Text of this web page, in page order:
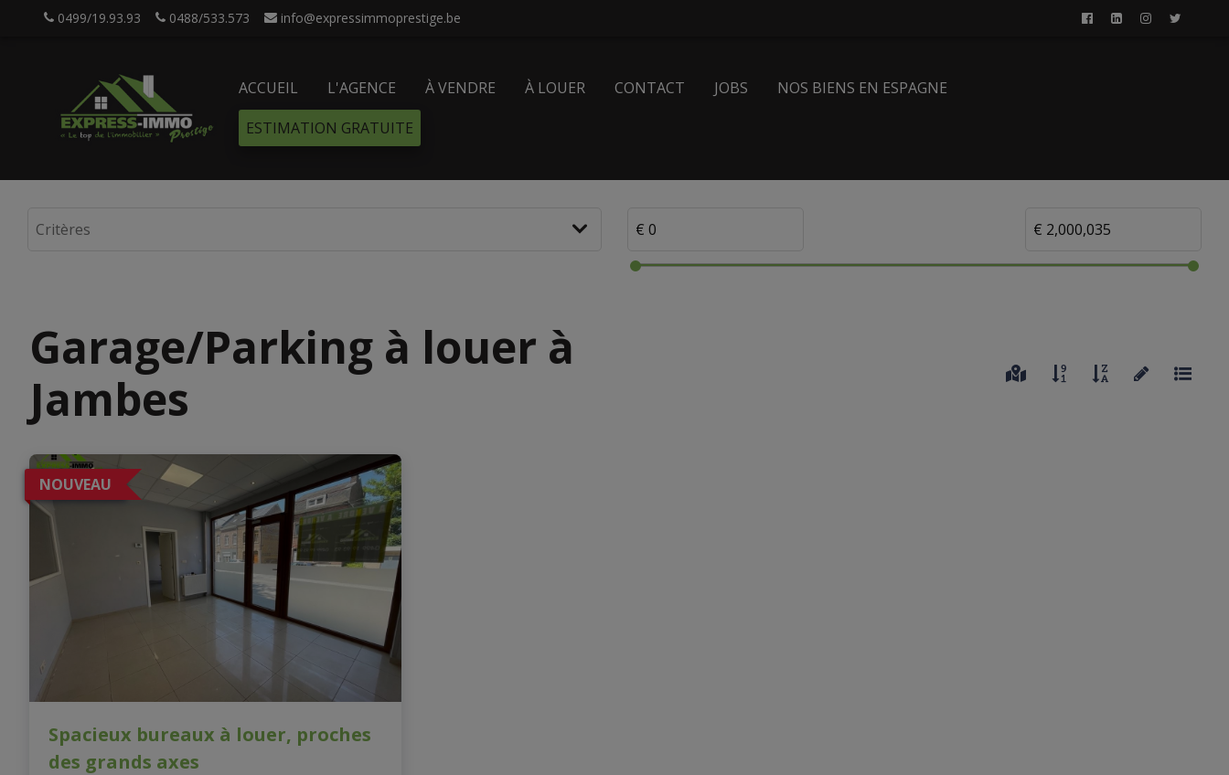
0499/19.93.93 0488/533.573 info@expressimmoprestige.be
ACCUEIL L'AGENCE À VENDRE À LOUER CONTACT JOBS
NOS BIENS EN ESPAGNE
ESTIMATION GRATUITE
Garage/Parking à louer à
Jambes
NOUVEAU
Spacieux bureaux à louer, proches
des grands axes